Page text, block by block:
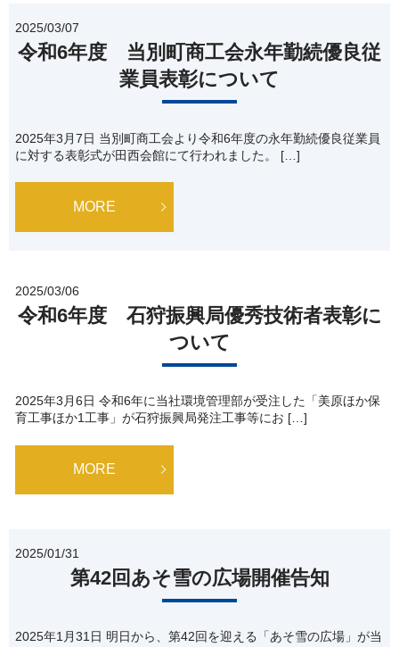
2025/03/07
令和6年度 当別町商工会永年勤続優良従
業員表彰について
2025年3月7日 当別町商工会より令和6年度の永年勤続優良従業員
に対する表彰式が田西会館にて行われました。 […]
MORE
2025/03/06
令和6年度 石狩振興局優秀技術者表彰に
ついて
2025年3月6日 令和6年に当社環境管理部が受注した「美原ほか保
育工事ほか1工事」が石狩振興局発注工事等にお […]
MORE
2025/01/31
第42回あそ雪の広場開催告知
2025年1月31日 明日から、第42回を迎える「あそ雪の広場」が当